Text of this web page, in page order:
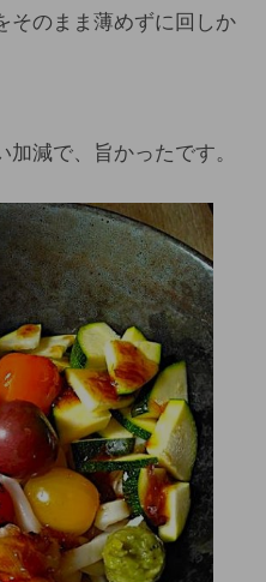
そのまま薄めずに回しか
減で、旨かったです。